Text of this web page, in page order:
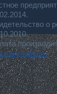
о
покупателя.